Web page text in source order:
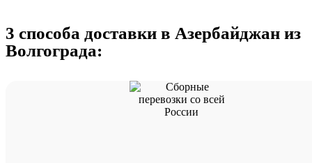
3 способа доставки в Азербайджан из
Волгограда: